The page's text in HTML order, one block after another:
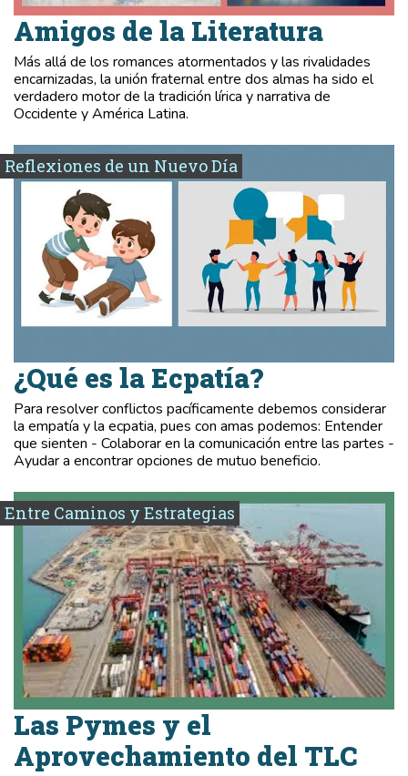
Amigos de la Literatura
Más allá de los romances atormentados y las rivalidades
encarnizadas, la unión fraternal entre dos almas ha sido el
verdadero motor de la tradición lírica y narrativa de
Occidente y América Latina.
Reflexiones de un Nuevo Día
¿Qué es la Ecpatía?
Para resolver conflictos pacíficamente debemos considerar
la empatía y la ecpatia, pues con amas podemos: Entender
que sienten - Colaborar en la comunicación entre las partes -
Ayudar a encontrar opciones de mutuo beneficio.
Entre Caminos y Estrategias
Las Pymes y el
Aprovechamiento del TLC